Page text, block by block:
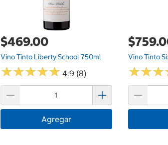
$469.00
Vino Tinto Liberty School 750ml
★★★★★
★★★★★ 4.9 (8)
Agregar
Vino Tinto
★★★
★★★